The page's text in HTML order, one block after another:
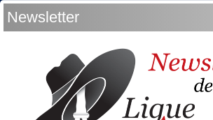
Newsletter